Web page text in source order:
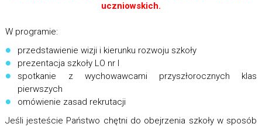
uczniowskich.
W programie:
przedstawienie wizji i kierunku rozwoju szkoły
prezentacja szkoły LO nr I
spotkanie z wychowawcami przyszłorocznych klas
pierwszych
omówienie zasad rekrutacji
Jeśli jesteście Państwo chętni do obejrzenia szkoły w sposób